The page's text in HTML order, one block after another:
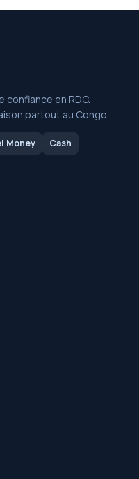
en RDC.
partout au Congo.
Money Cash